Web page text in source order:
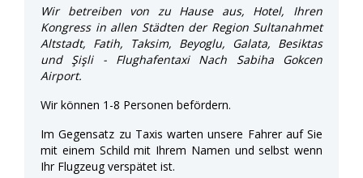
Wir betreiben von zu Hause aus, Hotel, Ihren
Kongress in allen Städten der Region Sultanahmet
Altstadt, Fatih, Taksim, Beyoglu, Galata, Besiktas
und Şişli - Flughafentaxi Nach Sabiha Gokcen
Airport.
Wir können 1-8 Personen befördern.
Im Gegensatz zu Taxis warten unsere Fahrer auf Sie
mit einem Schild mit Ihrem Namen und selbst wenn
Ihr Flugzeug verspätet ist.